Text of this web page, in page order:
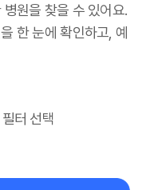
원을 찾을 수 있어요.
한 눈에 확인하고, 예
터 선택